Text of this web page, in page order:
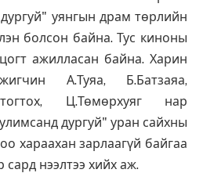
уянгын драм төрлийн
болсон байна. Тус киноны
ажилласан байна. Харин
А.Туяа, Б.Батзаяа,
Ц.Төмөрхуяг нар
дургуй" уран сайхны
хараахан зарлаагүй байгаа
сард нээлтээ хийх аж.